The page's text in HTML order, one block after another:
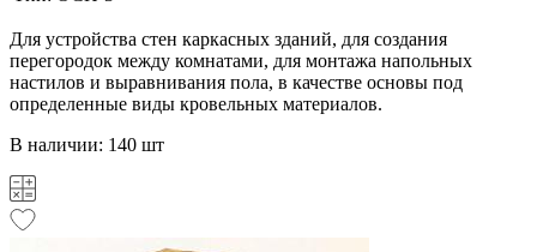
Для устройства стен каркасных зданий, для создания
перегородок между комнатами, для монтажа напольных
настилов и выравнивания пола, в качестве основы под
определенные виды кровельных материалов.
В наличии: 140 шт